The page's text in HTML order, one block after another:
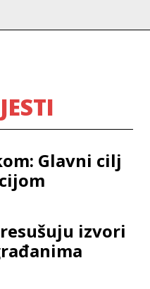
Glavni cilj
izvori